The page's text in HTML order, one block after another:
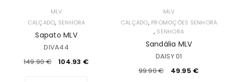
MLV
CALÇADO, SENHORA
Sapato MLV
DIVA44
149.90€ 104.93 €
MLV
CALÇADO, PROMOÇÕES SENHORA
, SENHORA
Sandália MLV
DAISY 01
99.90€ 49.95 €